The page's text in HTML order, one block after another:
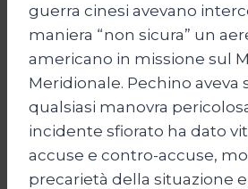
guerra cinesi avevano
maniera “non sicura” un
americano in missione sul
Meridionale. Pechino aveva
qualsiasi manovra
incidente sfiorato ha dato
accuse e contro-accuse,
precarietà della situazione